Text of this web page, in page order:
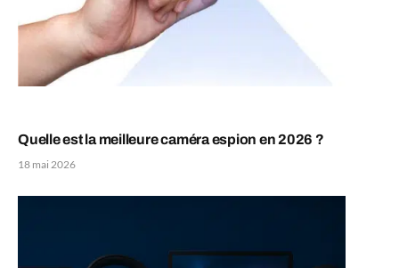
Quelle est la meilleure caméra espion en 2026 ?
18 mai 2026